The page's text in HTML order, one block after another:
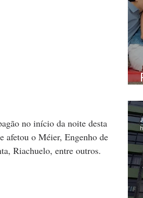
no início da noite desta
afetou o Méier, Engenho de
Riachuelo, entre outros.